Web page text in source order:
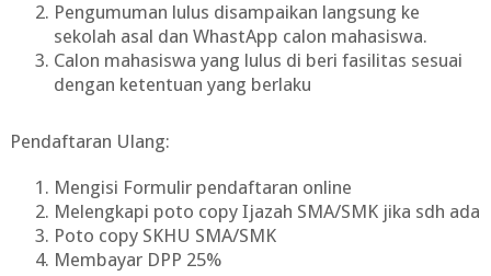
Pengumuman lulus disampaikan langsung ke
sekolah asal dan WhastApp calon mahasiswa.
Calon mahasiswa yang lulus di beri fasilitas sesuai
dengan ketentuan yang berlaku
Pendaftaran Ulang:
Mengisi Formulir pendaftaran online
Melengkapi poto copy Ijazah SMA/SMK jika sdh ada
Poto copy SKHU SMA/SMK
Membayar DPP 25%